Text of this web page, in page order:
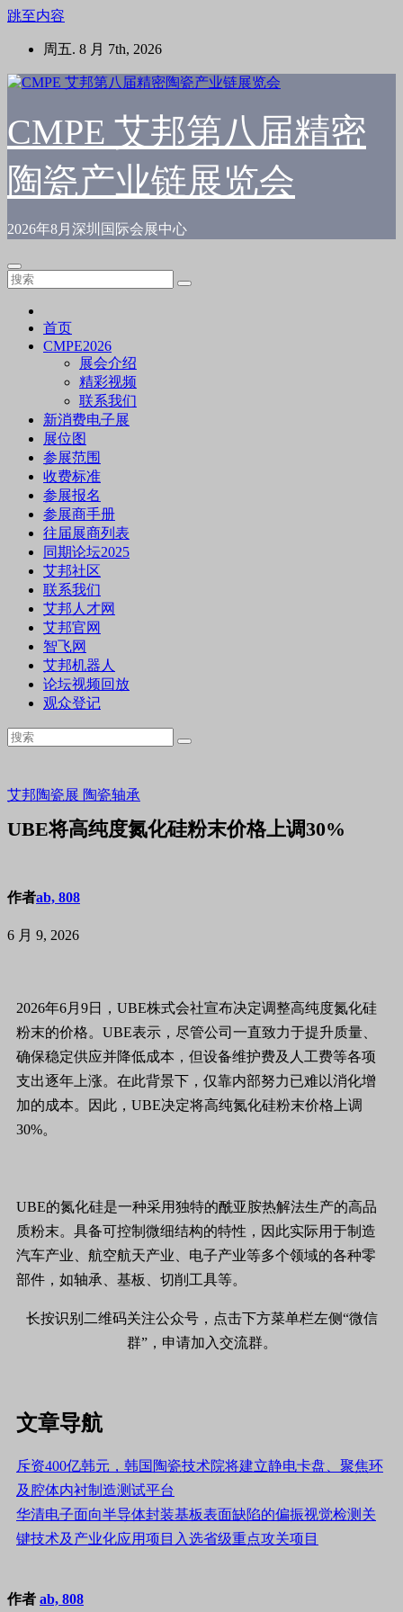
跳至内容
周五. 8 月 7th, 2026
CMPE 艾邦第八届精密
陶瓷产业链展览会
2026年8月深圳国际会展中心
首页
CMPE2026
展会介绍
精彩视频
联系我们
新消费电子展
展位图
参展范围
收费标准
参展报名
参展商手册
往届展商列表
同期论坛2025
艾邦社区
联系我们
艾邦人才网
艾邦官网
智飞网
艾邦机器人
论坛视频回放
观众登记
艾邦陶瓷展 陶瓷轴承
UBE将高纯度氮化硅粉末价格上调30%
作者ab, 808
6 月 9, 2026
2026年6月9日，UBE株式会社宣布决定调整高纯度氮化硅
粉末的价格。UBE表示，尽管公司一直致力于提升质量、
确保稳定供应并降低成本，但设备维护费及人工费等各项
支出逐年上涨。在此背景下，仅靠内部努力已难以消化增
加的成本。因此，UBE决定将高纯氮化硅粉末价格上调
30%。
UBE的氮化硅是一种采用独特的酰亚胺热解法生产的高品
质粉末。具备可控制微细结构的特性，因此实际用于制造
汽车产业、航空航天产业、电子产业等多个领域的各种零
部件，如轴承、基板、切削工具等。
长按识别二维码关注公众号，点击下方菜单栏左侧“微信
群”，申请加入交流群。
文章导航
斥资400亿韩元，韩国陶瓷技术院将建立静电卡盘、聚焦环
及腔体内衬制造测试平台
华清电子面向半导体封装基板表面缺陷的偏振视觉检测关
键技术及产业化应用项目入选省级重点攻关项目
作者 ab, 808